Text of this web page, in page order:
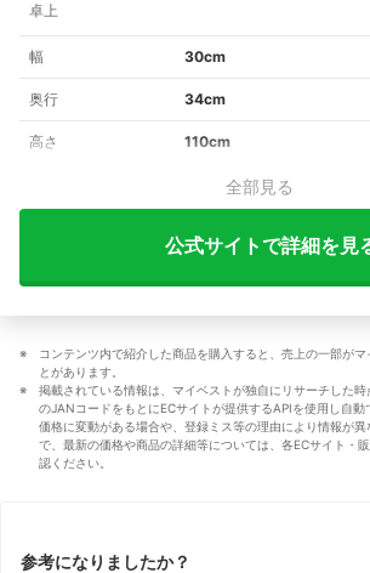
卓上
幅 30cm
奥行 34cm
高さ 110cm
全部見る
公式サイトで詳細を見
コンテンツ内で紹介した商品を購入すると、売上の一部がマ
とがあります。
掲載されている情報は、マイベストが独自にリサーチした
のJANコードをもとにECサイトが提供するAPIを使用し自
価格に変動がある場合や、登録ミス等の理由により情報が
で、最新の価格や商品の詳細等については、各ECサイト・
認ください。
参考になりましたか？